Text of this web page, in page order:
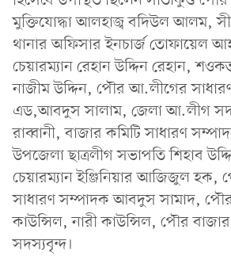
মুক্তিযোদ্ধা আলহাজ্ব বদিউল আলম,
থানার অফিসার ইনচার্জ তোফায়েল
চেয়ারম্যান রেহান উদ্দিন রেহান,
নাজীম উদ্দিন, পৌর আ.লীগের
এড,আবদুস সালাম, জেলা আ.লীগ
রাব্বানী, বাজার কমিটি সাধারণ
উপজেলা ছাত্রলীগ সভাপতি শিহাব
চেয়ারম্যান ইঞ্জিনিয়ার আজিজুল
সাধারণ সম্পাদক আবদুস সামাদ,
কাউন্সিল, নারী কাউন্সিল, পৌর
সদস্যবৃন্দ।